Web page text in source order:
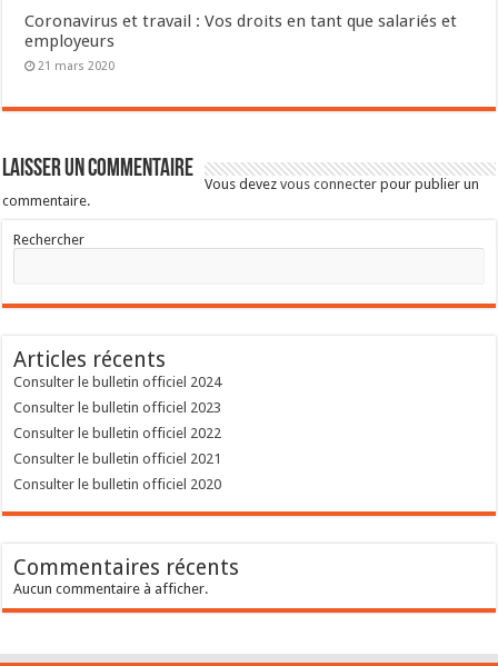
Coronavirus et travail : Vos droits en tant que salariés et
employeurs
21 mars 2020
Laisser un commentaire
Vous devezvous connecter pour publier un
commentaire.
Rechercher
Articles récents
Consulter le bulletin officiel 2024
Consulter le bulletin officiel 2023
Consulter le bulletin officiel 2022
Consulter le bulletin officiel 2021
Consulter le bulletin officiel 2020
Commentaires récents
Aucun commentaire à afficher.